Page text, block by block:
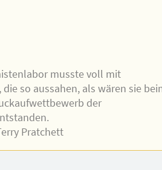
musste voll mit
die so aussahen, als wären sie
der
Pratchett